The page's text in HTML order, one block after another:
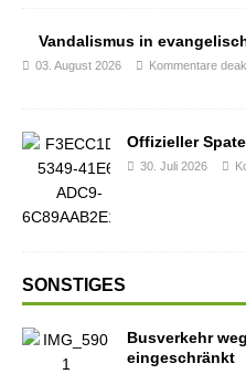
Vandalismus in
03. August 2026 Kommentare
Offizieller
30. Juli 2026
SONSTIGES
Busverkehr
eingeschränkt